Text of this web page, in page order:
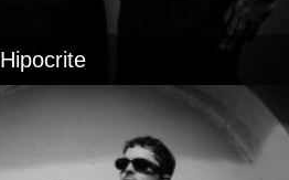
Hipocrite